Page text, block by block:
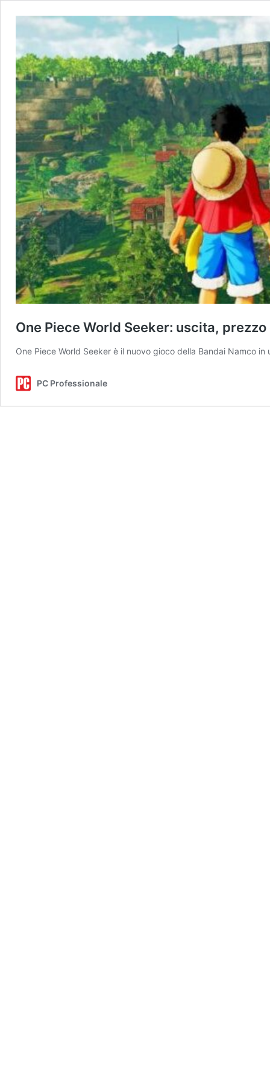
One Piece World Seeker: uscita,
One Piece World Seeker è il nuovo gioco della Bandai Namco
PC Professionale